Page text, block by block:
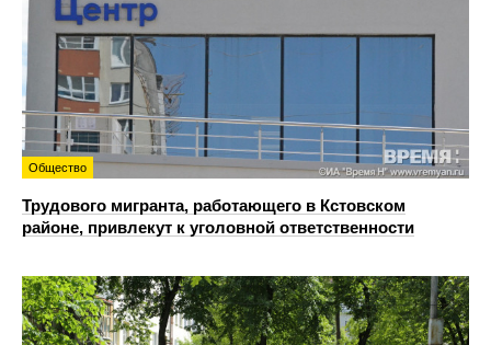
Общество
Трудового мигранта, работающего в Кстовском
районе, привлекут к уголовной ответственности